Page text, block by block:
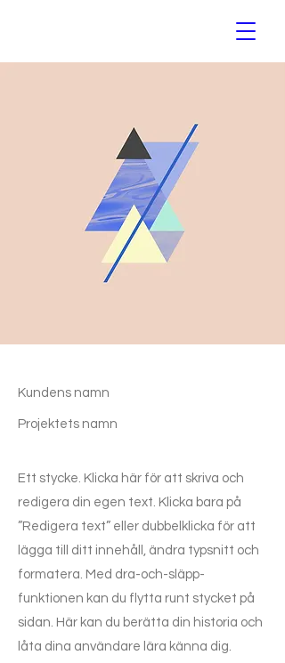
Kundens namn
Projektets namn
Ett stycke. Klicka här för att skriva och
redigera din egen text. Klicka bara på
”Redigera text” eller dubbelklicka för att
lägga till ditt innehåll, ändra typsnitt och
formatera. Med dra-och-släpp-
funktionen kan du flytta runt stycket på
sidan. Här kan du berätta din historia och
låta dina användare lära känna dig.